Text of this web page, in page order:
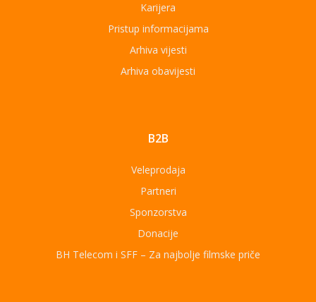
Karijera
Pristup informacijama
Arhiva vijesti
Arhiva obavijesti
B2B
Veleprodaja
Partneri
Sponzorstva
Donacije
BH Telecom i SFF – Za najbolje filmske priče